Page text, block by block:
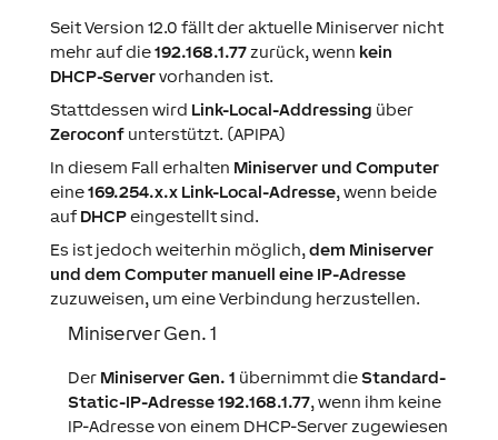
Seit Version 12.0 fällt der aktuelle Miniserver nicht
mehr auf die192.168.1.77zurück, wenn kein
DHCP-Servervorhanden ist.
Stattdessen wird Link-Local-Addressing über
Zeroconfunterstützt. (APIPA)
In diesem Fall erhalten Miniserver und Computer
eine169.254.x.x Link-Local-Adresse, wenn beide
auf DHCPeingestellt sind.
Es ist jedoch weiterhin möglich, dem Miniserver
und dem Computer manuell eine IP-Adresse
zuzuweisen, um eine Verbindung herzustellen.
Miniserver Gen. 1
Der Miniserver Gen. 1 übernimmt dieStandard-
Static-IP-Adresse 192.168.1.77, wenn ihm keine
IP-Adresse von einem DHCP-Server zugewiesen